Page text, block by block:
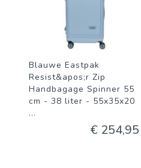
Blauwe Eastpak
Resist&apos;r Zip
Handbagage Spinner 55
cm - 38 liter - 55x35x20
...
€ 254,95